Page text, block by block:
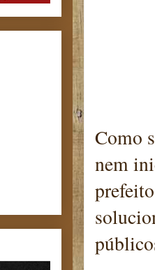
Como
nem